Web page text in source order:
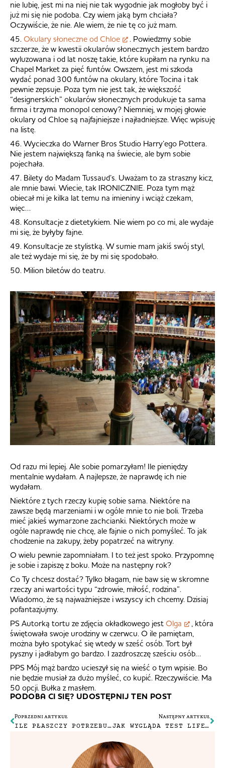
nie lubię, jest mi na niej nie tak wygodnie jak mogłoby być i
już mi się nie podoba. Czy wiem jaką bym chciała?
Oczywiście, że nie. Ale wiem, że nie tę co już mam.
45. Okulary słoneczne od Chloe
. Powiedzmy sobie
szczerze, że w kwestii okularów słonecznych jestem bardzo
wyluzowana i od lat noszę takie, które kupiłam na rynku na
Chapel Market za pięć funtów. Owszem, jest mi szkoda
wydać ponad 300 funtów na okulary, które Tocina i tak
pewnie zepsuje. Poza tym nie jest tak, że większość
“designerskich” okularów słonecznych produkuje ta sama
firma i trzyma monopol cenowy? Niemniej, w mojej głowie
okulary od Chloe są najfajniejsze i najładniejsze. Więc wpisuję
na listę.
46. Wycieczka do Warner Bros Studio Harry’ego Pottera.
Nie jestem największą fanką na świecie, ale bym sobie
pojechała.
47. Bilety do Madam Tussaud’s. Uważam to za straszny kicz,
ale mnie bawi. Wiecie, tak IRONICZNIE. Poza tym mąż
obiecał mi je kilka lat temu na imieniny i wciąż czekam,
więc…
48. Konsultacje z dietetykiem. Nie wiem po co mi, ale wydaje
mi się, że byłyby fajne.
49. Konsultacje ze stylistką. W sumie mam jakiś swój styl,
ale też wydaje mi się, że by mi się spodobało.
50. Milion biletów do teatru.
Od razu mi lepiej. Ale sobie pomarzyłam! Ile pieniędzy
mentalnie wydałam. A najlepsze, że naprawdę ich nie
wydałam.
Niektóre z tych rzeczy kupię sobie sama. Niektóre na
zawsze będą marzeniami i w ogóle mnie to nie boli. Trzeba
mieć jakieś wymarzone zachcianki. Niektórych może w
ogóle naprawdę nie chcę, ale fajnie o nich pomyśleć. To jak
chodzenie na zakupy, żeby popatrzeć na witryny.
O wielu pewnie zapomniałam. I to też jest spoko. Przypomnę
je sobie i zapiszę z boku. Może na następny rok?
Co Ty chcesz dostać? Tylko błagam, nie baw się w skromne
rzeczy ani wartości typu “zdrowie, miłość, rodzina”.
Wiadomo, że są najważniejsze i wszyscy ich chcemy. Dzisiaj
pofantazjujmy.
PS Autorką tortu ze zdjęcia okładkowego jest Olga
, która
świętowała swoje urodziny w czerwcu. O ile pamiętam,
można było spotykać się wtedy w sześć osób. Tort był
pyszny i jadłabym go bardzo. I zazdroszczę sześciu osób…
PPS Mój mąż bardzo ucieszył się na wieść o tym wpisie. Bo
nie będzie musiał za dużo myśleć, co kupić. Rzeczywiście. Ma
50 opcji. Bułka z masłem.
PODOBA CI SIĘ? UDOSTĘPNIJ TEN POST
Poprzedni artykuł
ILE PŁASZCZY POTRZEBUJE CZŁOWIEK?
Następny artykuł
JAK WYGLĄDA TEST LIFE IN THE UK?